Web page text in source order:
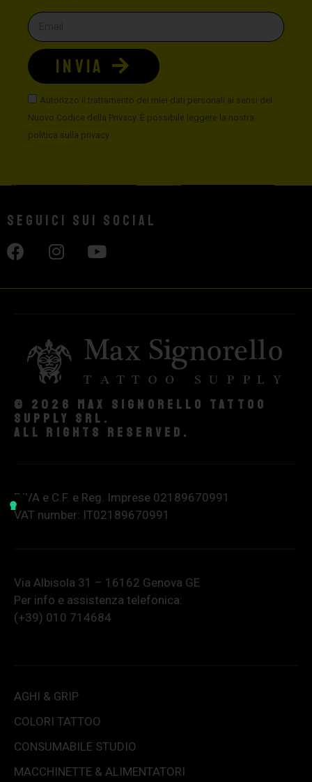
Autorizzo il trattamento dei miei dati personali ai sensi del
Nuovo Codice della Privacy. È possibile leggere la nostra
politica sulla privacy
INVIA
Seguici sui social
© 2026 Max Signorello Tattoo
supply srl.
All rights reserved.
P.IVA e C.F. e Reg. Imprese 02189670991
VAT number: IT02189670991
Via Albisola 31 – 16162 Genova GE
Per info e assistenza telefonica:
(+39) 010 714684
AGHI & GRIP
COLORI TATTOO
CONSUMABILE STUDIO
MACCHINETTE & ALIMENTATORI